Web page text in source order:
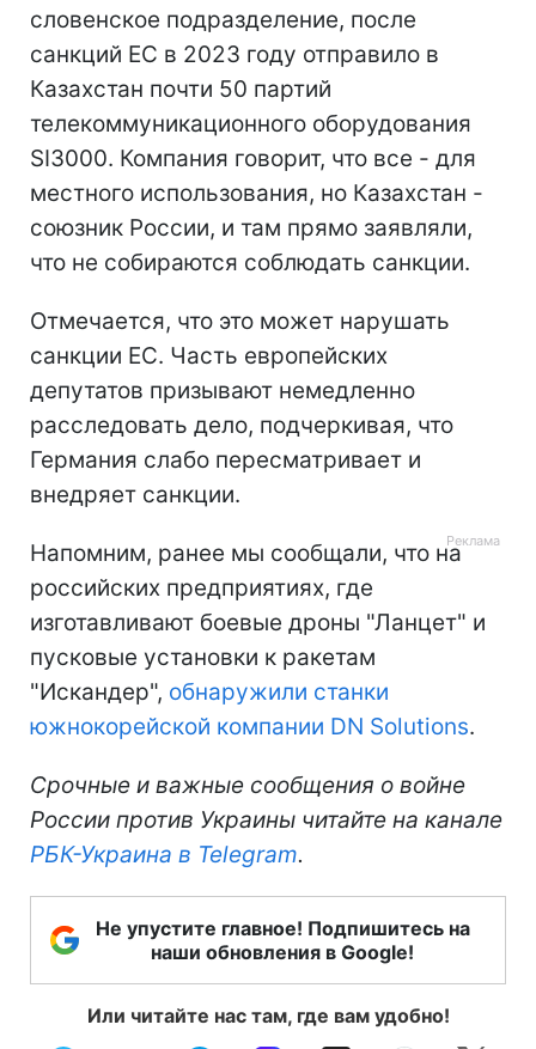
словенское подразделение, после
санкций ЕС в 2023 году отправило в
Казахстан почти 50 партий
телекоммуникационного оборудования
SI3000. Компания говорит, что все - для
местного использования, но Казахстан -
союзник России, и там прямо заявляли,
что не собираются соблюдать санкции.
Отмечается, что это может нарушать
санкции ЕС. Часть европейских
депутатов призывают немедленно
расследовать дело, подчеркивая, что
Германия слабо пересматривает и
внедряет санкции.
Напомним, ранее мы сообщали, что на
российских предприятиях, где
изготавливают боевые дроны "Ланцет" и
пусковые установки к ракетам
"Искандер", обнаружили станки
южнокорейской компании DN Solutions.
Срочные и важные сообщения о войне
России против Украины читайте на канале
РБК-Украина в Telegram.
Не упустите главное! Подпишитесь на
наши обновления в Google!
Или читайте нас там, где вам удобно!